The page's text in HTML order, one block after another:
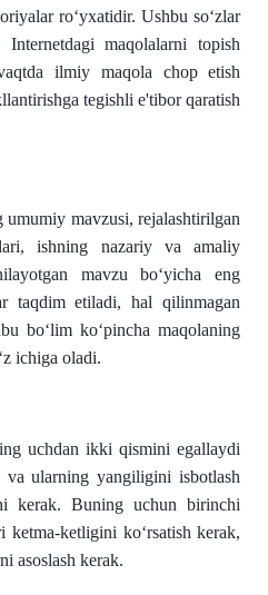
roʻyxatidir. Ushbu soʻzlar
maqolalarni topish
ilmiy maqola chop etish
tegishli e'tibor qaratish
umumiy mavzusi, rejalashtirilgan
ishning nazariy va amaliy
mavzu boʻyicha eng
taqdim etiladi, hal qilinmagan
boʻlim koʻpincha maqolaning
ichiga oladi.
uchdan ikki qismini egallaydi
ularning yangiligini isbotlash
kerak. Buning uchun birinchi
ketma-ketligini koʻrsatish kerak,
asoslash kerak.